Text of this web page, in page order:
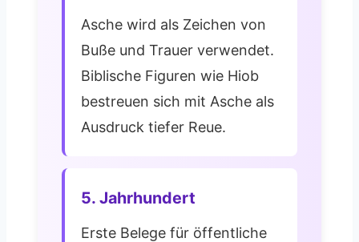
Asche wird als Zeichen von
Buße und Trauer verwendet.
Biblische Figuren wie Hiob
bestreuen sich mit Asche als
Ausdruck tiefer Reue.
5. Jahrhundert
Erste Belege für öffentliche